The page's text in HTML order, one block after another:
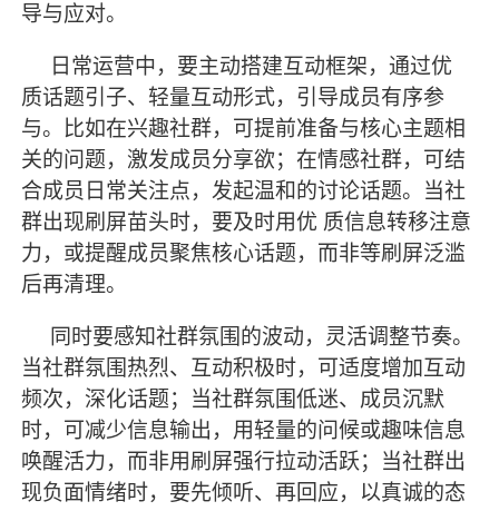
导与应对。
日常运营中，要主动搭建互动框架，通过优
质话题引子、轻量互动形式，引导成员有序参
与。比如在兴趣社群，可提前准备与核心主题相
关的问题，激发成员分享欲；在情感社群，可结
合成员日常关注点，发起温和的讨论话题。当社
群出现刷屏苗头时，要及时用优 质信息转移注意
力，或提醒成员聚焦核心话题，而非等刷屏泛滥
后再清理。
同时要感知社群氛围的波动，灵活调整节奏。
当社群氛围热烈、互动积极时，可适度增加互动
频次，深化话题；当社群氛围低迷、成员沉默
时，可减少信息输出，用轻量的问候或趣味信息
唤醒活力，而非用刷屏强行拉动活跃；当社群出
现负面情绪时，要先倾听、再回应，以真诚的态